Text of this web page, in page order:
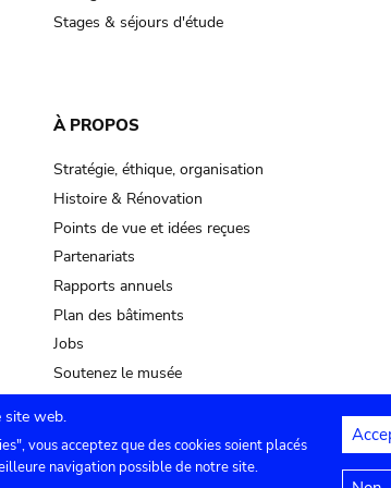
Stages & séjours d'étude
À PROPOS
Stratégie, éthique, organisation
Histoire & Rénovation
Points de vue et idées reçues
Partenariats
Rapports annuels
Plan des bâtiments
Jobs
Soutenez le musée
Contact Paramètres de
site web.
vous acceptez que des cookies soient placés
navigation possible de notre site.